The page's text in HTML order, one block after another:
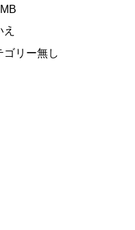
え
ゴリー無し